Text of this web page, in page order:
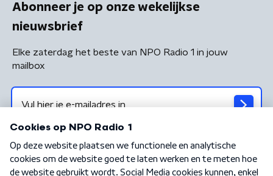
Abonneer je op onze wekelijkse
nieuwsbrief
Elke zaterdag het beste van NPO Radio 1 in jouw
mailbox